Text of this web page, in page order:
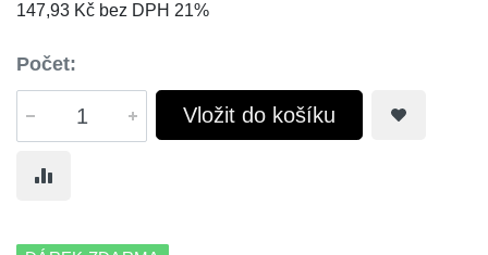
147,93 Kč bez DPH 21%
Počet:
Vložit do košíku